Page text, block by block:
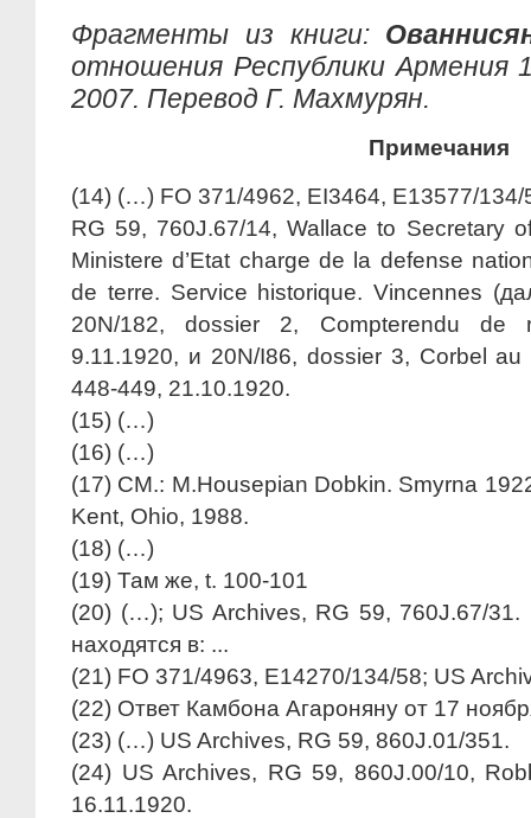
Фрагменты из книги:
отношения Республики Армения
2007. Перевод Г. Махмурян.
Примечания
(14) (…) FO 371/4962, EI3464, E13577/134/
RG 59, 760J.67/14, Wallace to Secretary
Ministere d’Etat charge de la defense
de terre. Service historique. Vincennes
20N/182, dossier 2, Compterendu de
9.11.1920, и 20N/I86, dossier 3, Corbel
448-449, 21.10.1920.
(15) (…)
(16) (…)
(17) CM.: M.Housepian Dobkin. Smyrna
Kent, Ohio, 1988.
(18) (…)
(19) Там же, t. 100-101
(20) (…); US Archives, RG 59, 760J.67/31.
находятся в: ...
(21) FO 371/4963, E14270/134/58; US
(22) Ответ Камбона Агароняну от 17
(23) (…) US Archives, RG 59, 860J.01/351.
(24) US Archives, RG 59, 860J.00/10,
16.11.1920.